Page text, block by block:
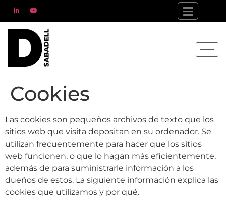
Cookies
Las cookies son pequeños archivos de texto que los
sitios web que visita depositan en su ordenador. Se
utilizan frecuentemente para hacer que los sitios
web funcionen, o que lo hagan más eficientemente,
además de para suministrarle información a los
dueños de estos. La siguiente información explica las
cookies que utilizamos y por qué.